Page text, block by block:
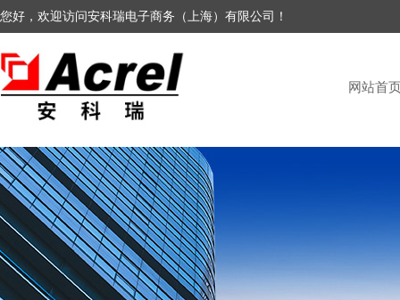
您好，欢迎访问安科瑞电子商务（上海）有限公司！
网站首